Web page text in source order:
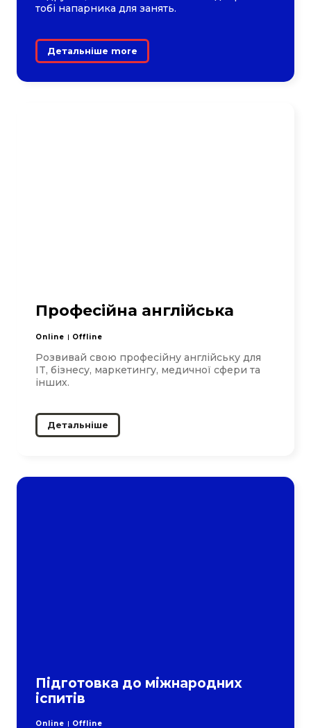
тобі напарника для занять.
Детальніше more
Професійна англійська
Online Offline
Розвивай свою професійну англійську для
IT, бізнесу, маркетингу, медичної сфери та
інших.
Детальніше
Підготовка до міжнародних
іспитів
Online Offline